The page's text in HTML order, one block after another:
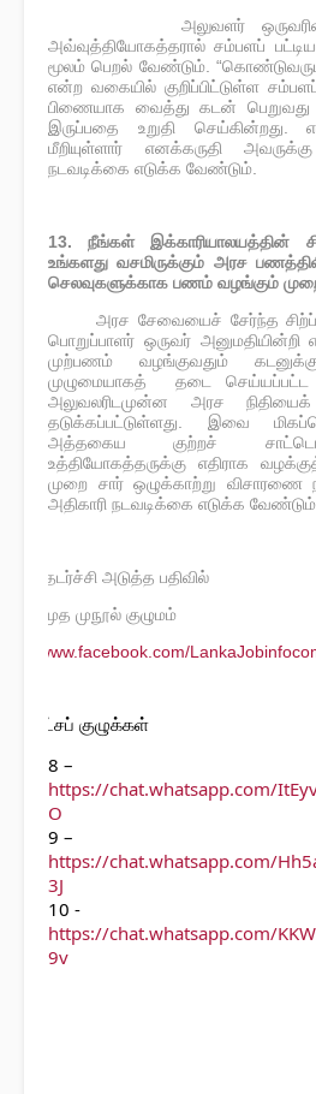
அலுவளர்
அவ்வுத்தியோகத்தரால் சம்பளப்
மூலம் பெறல் வேண்டும்.
என்ற வகையில் குறிப்பிட்டுள்ள
பிணையாக வைத்து கடன்
இருப்பதை உறுதி
மீறியுள்ளார் எனக்கருதி
நடவடிக்கை எடுக்க வேண்டும்.
13. நீங்கள் இக்காரியாலயத்தின்
உங்களது வசமிருக்கும் அரச
செலவுகளுக்காக பணம் வழங்கும்
அரச சேவையைச் சேர்ந்த
பொறுப்பாளர் ஒருவர் அனுமதியின்றி
முற்பணம் வழங்குவதும்
முழுமையாகத் தடை செய்யப்பட்ட
அலுவலரிடமுன்ன அரச
தடுக்கப்பட்டுள்ளது. இவை
அத்தகைய குற்றச்
உத்தியோகத்தருக்கு எதிராக
முறை சார் ஒழுக்காற்று விசாரணை
அதிகாரி நடவடிக்கை எடுக்க வேண்டும்.
பதெடர்ச்சி அடுத்த பதிவில்
இஎமுத முநூல் குழுமம்
fawww.facebook.com/
வட்சப் குழுக்கள்
https://chat.whatsapp.com/
O
https://chat.whatsapp.com/
3J
https://chat.whatsapp.com/
9v